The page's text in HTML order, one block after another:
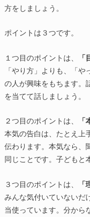
方をしましょう。
ポイントは３つです。
１つ目のポイントは、
「やり方」よりも、「
の人が興味をもちます。
を当てて話しましょう。
２つ目のポイントは、
本気の告白は、たとえ上
伝わります。本気なら、
同じことです。子どもと
３つ目のポイントは、
みんな気付いていないだ
当使っています。分から